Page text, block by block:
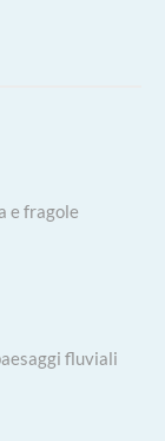
e fragole
fluviali